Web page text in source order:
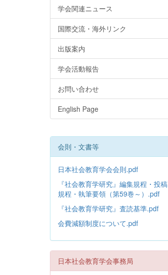
学会関連ニュース
国際交流・海外リンク
出版案内
学会活動報告
お問い合わせ
English Page
会則・文書等
日本社会教育学会会則.pdf
『社会教育学研究』編集規程・投稿
規程・執筆要領（第59巻～）.pdf
『社会教育学研究』査読基準.pdf
会費減額制度について.pdf
日本社会教育学会事務局